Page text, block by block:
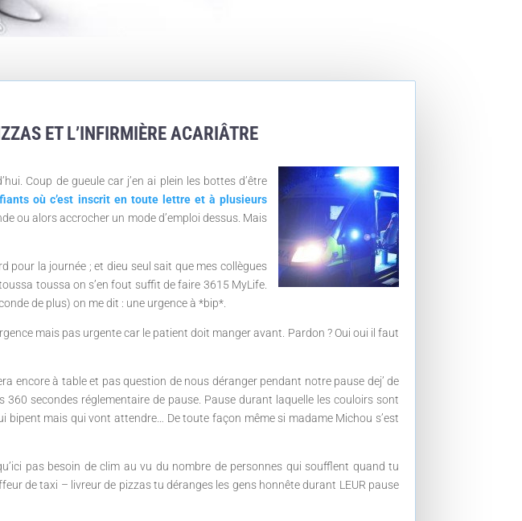
ET L’INFIRMIÈRE ACARIÂTRE
Coup de gueule car j’en ai plein les bottes d’être
où c’est inscrit en toute lettre et à plusieurs
ou alors accrocher un mode d’emploi dessus. Mais
pour la journée ; et dieu seul sait que mes collègues
toussa on s’en fout suffit de faire 3615 MyLife.
de plus) on me dit : une urgence à *bip*.
mais pas urgente car le patient doit manger avant. Pardon ? Oui oui il faut
encore à table et pas question de nous déranger pendant notre pause dej’ de
secondes réglementaire de pause. Pause durant laquelle les couloirs sont
mais qui vont attendre… De toute façon même si madame Michou s’est
pas besoin de clim au vu du nombre de personnes qui soufflent quand tu
de taxi – livreur de pizzas tu déranges les gens honnête durant LEUR pause